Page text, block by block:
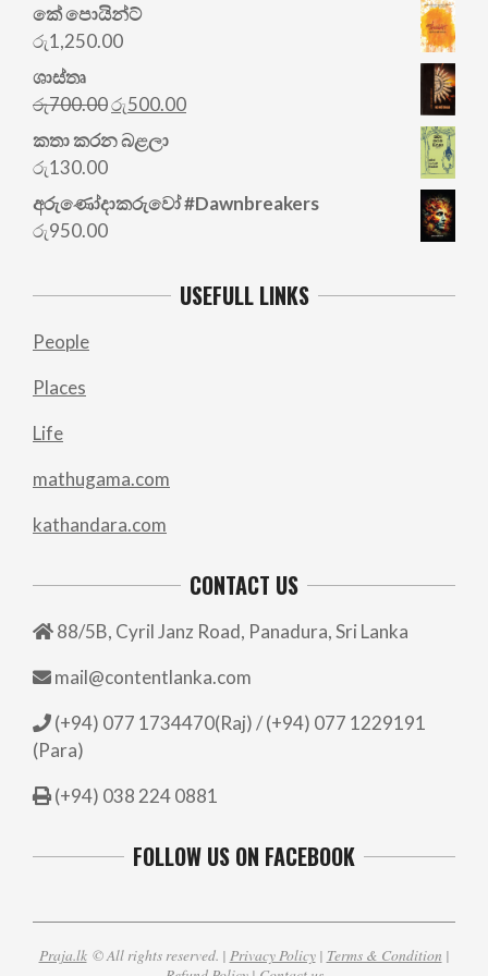
කේ පොයින්ට්
රු1,250.00
ශාස්තෘ
රු700.00Original
price
was:
රු500.00Current
කතා කරන බළලා
රු130.00
අරු‍ණෝදාකරුවෝ #Dawnbreakers
රු950.00
USEFULL LINKS
People
Places
Life
mathugama.com
kathandara.com
CONTACT US
88/5B, Cyril Janz Road, Panadura, Sri Lanka
mail@contentlanka.com
(+94) 077 1734470(Raj) / (+94) 077 1229191
(Para)
(+94) 038 224 0881
FOLLOW US ON FACEBOOK
Praja.lk© All rights reserved. | Privacy Policy| Terms & Condition |